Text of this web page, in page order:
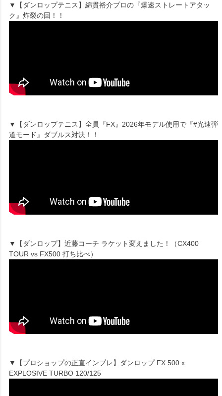
▼【ダンロップテニス】綿貫裕介プロの『爆速ストレートアタッ
ク』炸裂の回！！
▼【ダンロップテニス】全員『FX』2026年モデル使用で『#光速弾
道モード』ダブルス対決！！
▼【ダンロップ】近藤コーチ ラケット変えました！（CX400
TOUR vs FX500 打ち比べ）
▼【プロショップの正直インプレ】ダンロップ FX 500 x
EXPLOSIVE TURBO 120/125